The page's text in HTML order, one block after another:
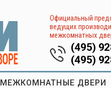
Официальный
ведущих
межкомнатных
(495)
(495)
МЕЖКОМНАТНЫЕ ДВЕРИ